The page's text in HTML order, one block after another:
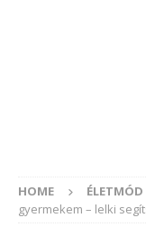
HOME ÉLETMÓD
gyermekem – lelki